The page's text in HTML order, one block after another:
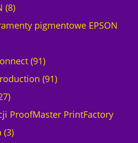
d
u
t
ó
w
d
k
t
r
t
r
u
t
88
p
o
d
k
t
pigmentowe EPSON
919
1
r
919
p
2
7
p
ProofMaster PrintFactory
33